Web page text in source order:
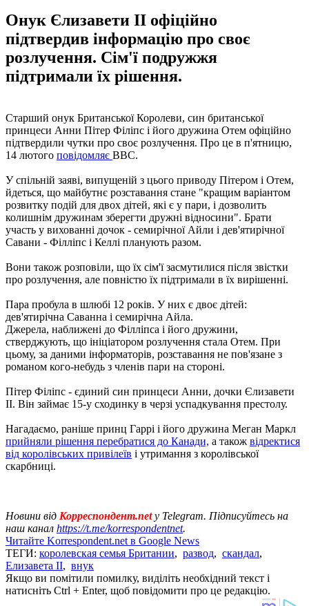
Онук Єлизавети ІІ офіційно
підтвердив інформацію про своє
розлучення. Сім'ї подружжя
підтримали їх рішення.
Старший онук Британської Королеви, син британської
принцеси Анни Пітер Філіпс і його дружина Отем офіційно
підтвердили чутки про своє розлучення. Про це в п'ятницю,
14 лютого повідомляє BBC.
У спільній заяві, випущеній з цього приводу Пітером і Отем,
йдеться, що майбутнє розставання стане "кращим варіантом
розвитку подій для двох дітей, які є у пари, і дозволить
колишнім дружинам зберегти дружні відносини". Брати
участь у вихованні дочок - семирічної Айли і дев'ятирічної
Савани - Філліпс і Келлі планують разом.
Вони також розповіли, що їх сім'ї засмутилися після звістки
про розлучення, але повністю їх підтримали в їх вирішенні.
Пара пробула в шлюбі 12 років. У них є двоє дітей:
дев'ятирічна Саванна і семирічна Айла.
Джерела, наближені до Філліпса і його дружини,
стверджують, що ініціатором розлучення стала Отем. При
цьому, за даними інформаторів, розставання не пов'язане з
романом кого-небудь з членів пари на стороні.
Пітер Філіпс - єдиний син принцеси Анни, дочки Єлизавети
II. Він займає 15-у сходинку в черзі успадкування престолу.
Нагадаємо, раніше принц Гаррі і його дружина Меган Маркл
прийняли рішення перебратися до Канади, а також відректися
від королівських привілеїв і утримання з королівської
скарбниці.
Новини від Корреспондент.net у Telegram. Підписуйтесь на
наш канал https://t.me/korrespondentnet.
Читайте Korrespondent.net в Google News
ТЕГИ: королевская семья Британии, развод, скандал,
Елизавета II, внук
Якщо ви помітили помилку, виділіть необхідний текст і
натисніть Ctrl + Enter, щоб повідомити про це редакцію.